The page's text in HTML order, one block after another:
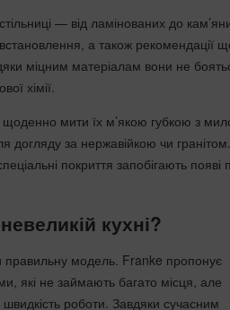
— від ламінованих до
встановлення, а також рекомендації
міцним матеріалам вони не
хімії.
щоденно мити їх м’якою губкою з
догляду за нержавійкою чи гранітом.
покриття запобігають появі
кухні?
правильну модель. Franke пропонує
які не займають багато місця, але
роботи. Завдяки сучасним